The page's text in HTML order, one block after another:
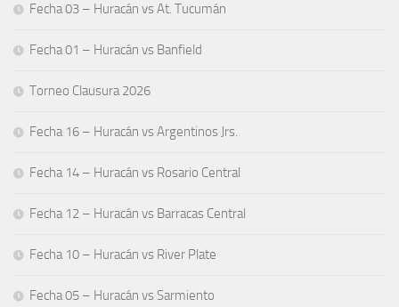
Fecha 03 – Huracán vs At. Tucumán
Fecha 01 – Huracán vs Banfield
Torneo Clausura 2026
Fecha 16 – Huracán vs Argentinos Jrs.
Fecha 14 – Huracán vs Rosario Central
Fecha 12 – Huracán vs Barracas Central
Fecha 10 – Huracán vs River Plate
Fecha 05 – Huracán vs Sarmiento